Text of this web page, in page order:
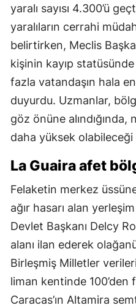
yaralı sayısı 4.300’ü
yaralıların cerrahi
belirtirken, Meclis
kişinin kayıp
fazla vatandaşın hala
duyurdu. Uzmanlar,
göz önüne
daha yüksek olabileceği
La Guaira afet
Felaketin merkez
ağır hasarı alan
Devlet Başkanı Delcy
alanı ilan ederek
Birleşmiş Milletler
liman kentinde
Caracas’ın Altamira